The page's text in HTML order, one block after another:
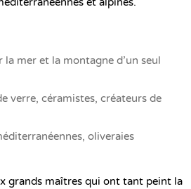
mer et la montagne d’un seul
verre, céramistes, créateurs de
oliveraies
grands maîtres qui ont tant peint la